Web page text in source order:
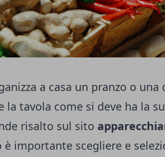
a casa un pranzo o
la tavola come si deve ha la
risalto sul sito
è importante scegliere e